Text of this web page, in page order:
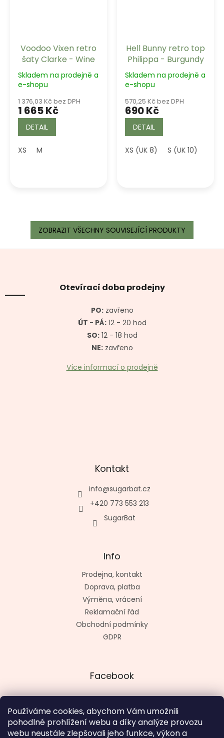
Používáme cookies, abychom Vám umožnili
pohodlné prohlížení webu a díky analýze provozu
webu neustále zlepšovali jeho funkce, výkon a
Voodoo Vixen retro
šaty Clarke - Wine
Skladem na prodejně a
e-shopu
1 376,03 Kč bez DPH
1 665 Kč
DETAIL
XS M
Hell Bunny retro top
Philippa - Burgundy
Skladem na prodejně a
e-shopu
570,25 Kč bez DPH
690 Kč
DETAIL
XS (UK 8) S (UK 10)
ZOBRAZIT VŠECHNY SOUVISEJÍCÍ PRODUKTY
Z
Otevírací doba prodejny
PO:zavřeno
ÚT - PÁ:12 - 20 hod
SO:12 - 18 hod
NE:zavřeno
Více informací o prodejně
Kontakt
info@sugarbat.cz
+420 773 553 213
SugarBat
Info
Prodejna, kontakt
Doprava, platba
Výměna, vrácení
Reklamační řád
Obchodní podmínky
GDPR
Facebook
Vytvořil kashop.cz